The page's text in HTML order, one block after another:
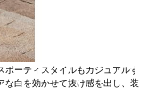
ポーティスタイルもカジュアルす
な白を効かせて抜け感を出し、装